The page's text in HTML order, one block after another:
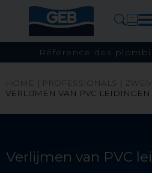
Référence des
HOME | PROFESSIONALS |
VERLIJMEN VAN PVC LEIDINGEN
Verlijmen van PVC